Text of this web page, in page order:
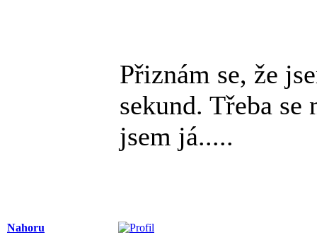
Přiznám se, že
sekund. Třeba
jsem já.....
Nahoru